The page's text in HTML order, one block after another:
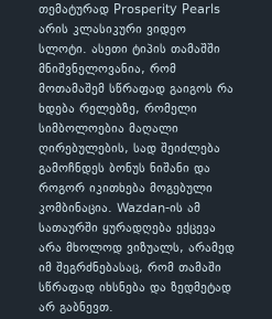
თემატურად Prosperity Pearls
არის კლასიკური ვიდეო
სლოტი. ასეთი ტიპის თამაშში
მნიშვნელოვანია, რომ
მოთამაშემ სწრაფად გაიგოს რა
ხდება რელებზე, რომელი
სიმბოლოებია მაღალი
ღირებულების, სად შეიძლება
გამოჩნდეს ბონუს ნიშანი და
როგორ იკითხება მოგებული
კომბინაცია. Wazdan-ის ამ
სათაურში ყურადღება ექცევა
არა მხოლოდ ვიზუალს, არამედ
იმ შეგრძნებასაც, რომ თამაში
სწრაფად იხსნება და ზედმეტად
არ გაბნევთ.